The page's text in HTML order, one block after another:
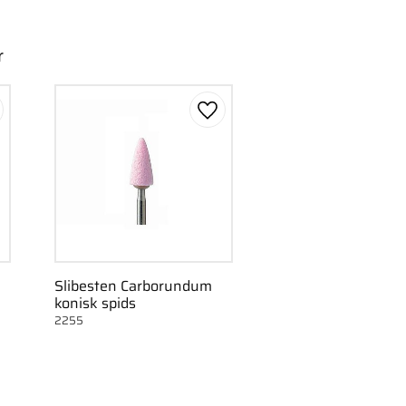
som favorit
Slibesten Carborundum
konisk spids
2255
Gem som favorit